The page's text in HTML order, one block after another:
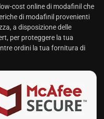
cost online di modafinil che
di modafinil provenienti
a disposizione delle
per proteggere la tua
ordini la tua fornitura di